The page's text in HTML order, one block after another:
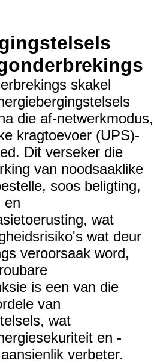
skakel
die af-netwerkmodus,
kragtoevoer (UPS)-
Dit verseker die
van noodsaaklike
soos beligting,
en
wat
wat deur
veroorsaak word,
is een van die
van
wat
en -
verbeter.